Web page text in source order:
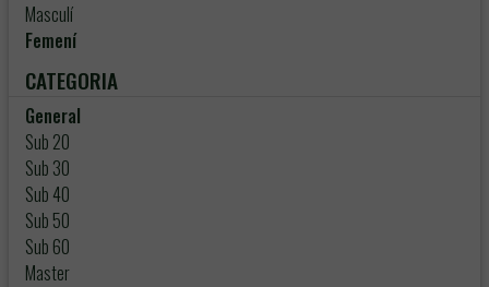
Masculí
Femení
CATEGORIA
General
Sub 20
Sub 30
Sub 40
Sub 50
Sub 60
Master